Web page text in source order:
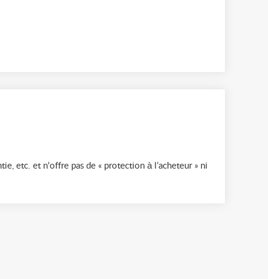
etc. et n'offre pas de « protection à l’acheteur » ni